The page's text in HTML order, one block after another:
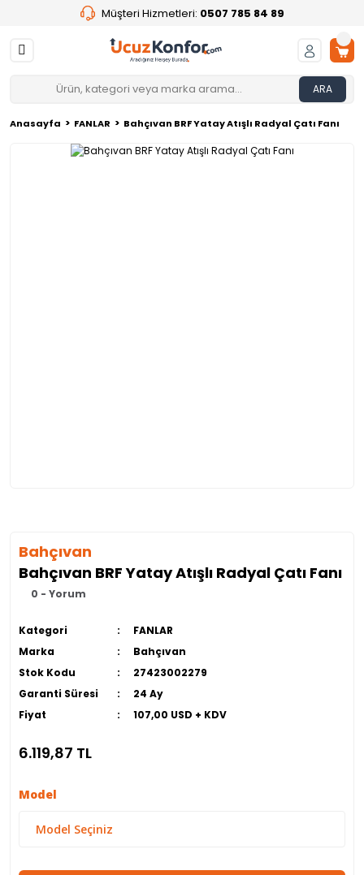
Müşteri Hizmetleri: 0507 785 84 89
ARA
Anasayfa FANLAR Bahçıvan BRF Yatay Atışlı Radyal Çatı Fanı
Bahçıvan
Bahçıvan BRF Yatay Atışlı Radyal Çatı Fanı
0 - Yorum
Kategori
FANLAR
Marka
Bahçıvan
Stok Kodu
27423002279
Garanti Süresi
24 Ay
Fiyat
107,00 USD + KDV
6.119,87 TL
Model